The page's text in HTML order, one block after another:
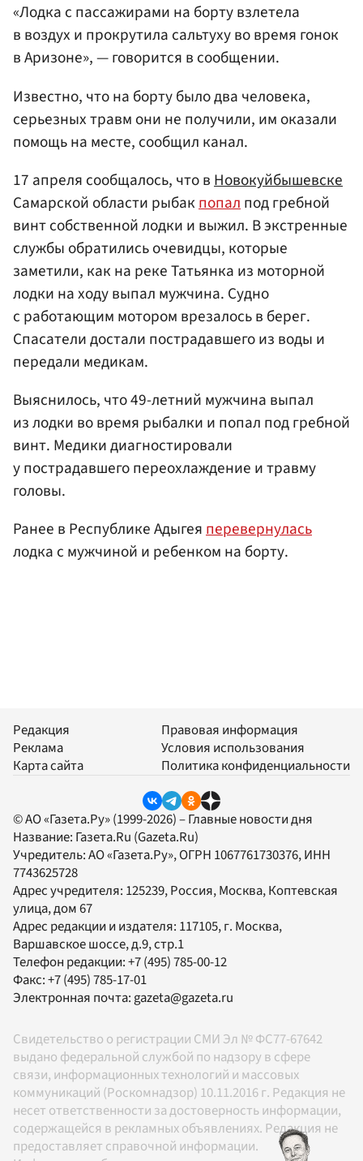
«Лодка с пассажирами на борту взлетела
в воздух и прокрутила сальтуху во время гонок
в Аризоне», — говорится в сообщении.
Известно, что на борту было два человека,
серьезных травм они не получили, им оказали
помощь на месте, сообщил канал.
17 апреля сообщалось, что вНовокуйбышевске
Самарской области рыбакпопалпод гребной
винт собственной лодки и выжил. В экстренные
службы обратились очевидцы, которые
заметили, как на реке Татьянка из моторной
лодки на ходу выпал мужчина. Судно
с работающим мотором врезалось в берег.
Спасатели достали пострадавшего из воды и
передали медикам.
Выяснилось, что 49-летний мужчина выпал
из лодки во время рыбалки и попал под гребной
винт. Медики диагностировали
у пострадавшего переохлаждение и травму
головы.
Ранее в Республике Адыгеяперевернулась
лодка с мужчиной и ребенком на борту.
Редакция
Реклама
Карта сайта
Правовая информация
Условия использования
Политика конфиденциальности
© АО «Газета.Ру» (1999-2026) – Главные новости дня
Название: Газета.Ru (Gazeta.Ru)
Учредитель:АО «Газета.Ру», ОГРН 1067761730376, ИНН
7743625728
Адрес учредителя: 125239, Россия, Москва, Коптевская
улица, дом 67
Адрес редакции и издателя: 117105, г. Москва,
Варшавское шоссе, д.9, стр.1
Телефон редакции:+7 (495) 785-00-12
Факс:+7 (495) 785-17-01
Электронная почта:gazeta@gazeta.ru
Свидетельство о регистрации СМИ Эл № ФС77-67642
выдано федеральной службой по надзору в сфере
связи, информационных технологий и массовых
коммуникаций (Роскомнадзор) 10.11.2016 г. Редакция не
несет ответственности за достоверность информации,
содержащейся в рекламных объявлениях. Редакция не
предоставляет справочной информации.